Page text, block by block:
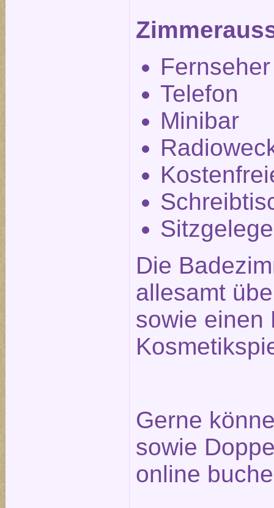
Fernseher
Telefon
Minibar
Die
allesamt
sowie einen
Gerne
sowie
online